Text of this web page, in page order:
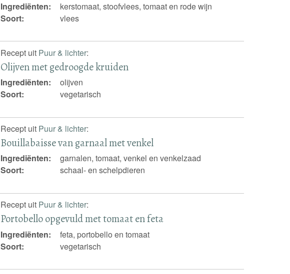
Ingrediënten:
kerstomaat, stoofvlees, tomaat en rode wijn
Soort:
vlees
Recept uit Puur & lichter:
Olijven met gedroogde kruiden
Ingrediënten:
olijven
Soort:
vegetarisch
Recept uit Puur & lichter:
Bouillabaisse van garnaal met venkel
Ingrediënten:
garnalen, tomaat, venkel en venkelzaad
Soort:
schaal- en schelpdieren
Recept uit Puur & lichter:
Portobello opgevuld met tomaat en feta
Ingrediënten:
feta, portobello en tomaat
Soort:
vegetarisch